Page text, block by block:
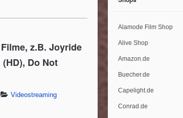
z.B. Joyride
Do Not
Videostreaming
Alamode Film Shop
Alive Shop
Amazon.de
Buecher.de
Capelight.de
Conrad.de